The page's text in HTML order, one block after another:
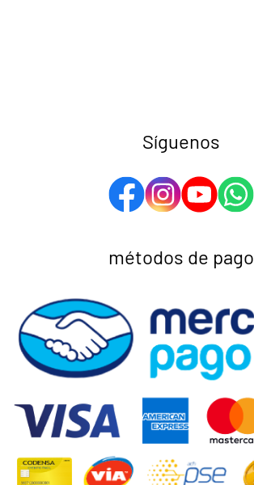
Síguenos
métodos de pago